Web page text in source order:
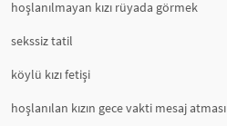
hoşlanılmayan kızı rüyada görmek
sekssiz tatil
köylü kızı fetişi
hoşlanılan kızın gece vakti mesaj atması